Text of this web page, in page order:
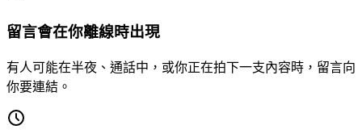
留言會在你離線時出現
有人可能在半夜、通話中，或你正在拍下一支內容時，留言向
你要連結。